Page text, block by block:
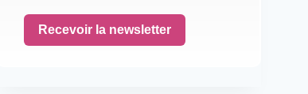
Recevoir la newsletter